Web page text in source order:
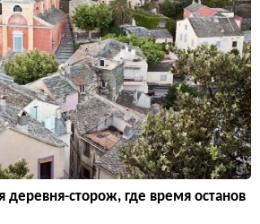
деревня-сторож, где время останов